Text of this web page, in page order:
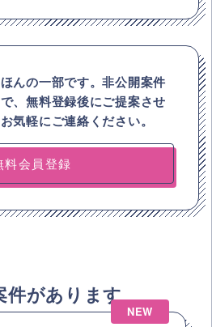
んの一部です。非公開案件
、無料登録後にご提案させ
気軽にご連絡ください。
料会員登録
件があります
NEW